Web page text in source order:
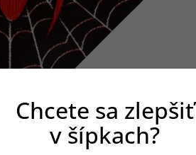
Chcete sa zlepšiť
v šípkach?